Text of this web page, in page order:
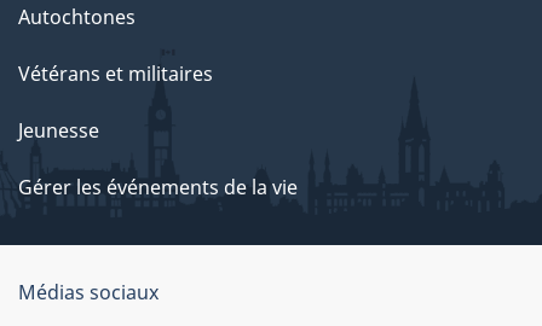
Autochtones
Vétérans et militaires
Jeunesse
Gérer les événements de la vie
Organisation
Médias sociaux